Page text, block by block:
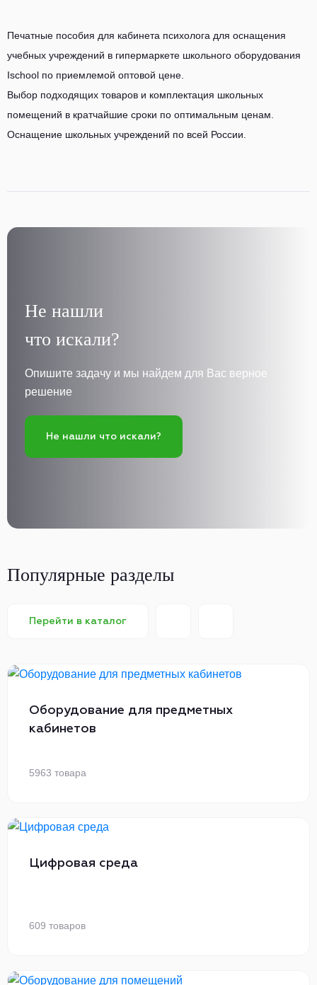
Печатные пособия для кабинета психолога для оснащения
учебных учреждений в гипермаркете школьного оборудования
Ischool по приемлемой оптовой цене.
Выбор подходящих товаров и комплектация школьных
помещений в кратчайшие сроки по оптимальным ценам.
Оснащение школьных учреждений по всей России.
Не нашли
что искали?
Опишите задачу и мы найдем для Вас верное
решение
Не нашли что искали?
Популярные разделы
Перейти в каталог
Оборудование для предметных
кабинетов
5963 товара
Цифровая среда
609 товаров